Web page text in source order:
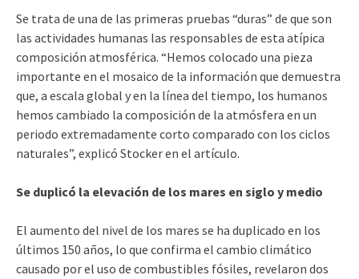
Se trata de una de las primeras pruebas “duras” de que son
las actividades humanas las responsables de esta atípica
composición atmosférica. “Hemos colocado una pieza
importante en el mosaico de la información que demuestra
que, a escala global y en la línea del tiempo, los humanos
hemos cambiado la composición de la atmósfera en un
periodo extremadamente corto comparado con los ciclos
naturales”, explicó Stocker en el artículo.
Se duplicó la elevación de los mares en siglo y medio
El aumento del nivel de los mares se ha duplicado en los
últimos 150 años, lo que confirma el cambio climático
causado por el uso de combustibles fósiles, revelaron dos